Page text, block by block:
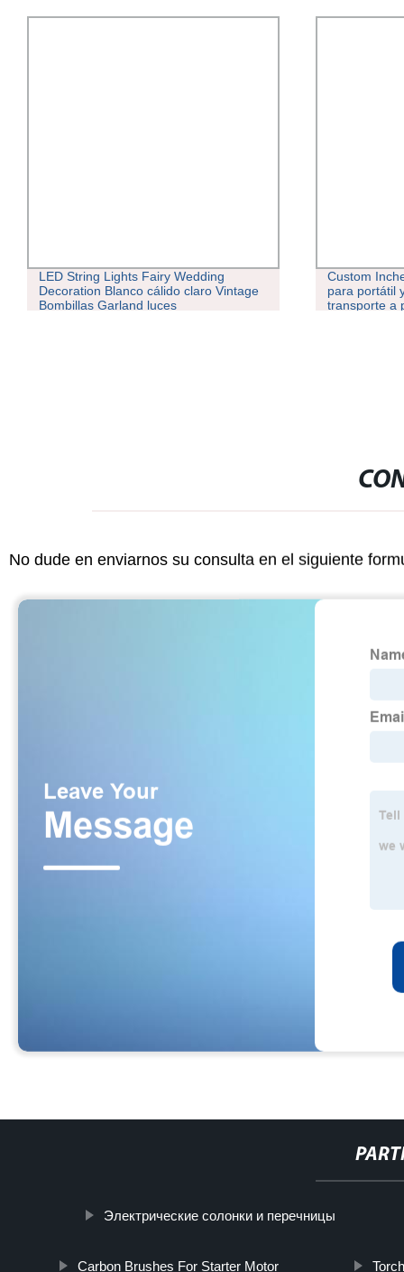
LED String Lights Fairy Wedding
Decoration Blanco cálido claro Vintage
Bombillas Garland luces
Custom
para portátil
transporte a
No dude en enviarnos su consulta en el siguiente
Электрические солонки и перечницы
Carbon Brushes For Starter Motor Torch